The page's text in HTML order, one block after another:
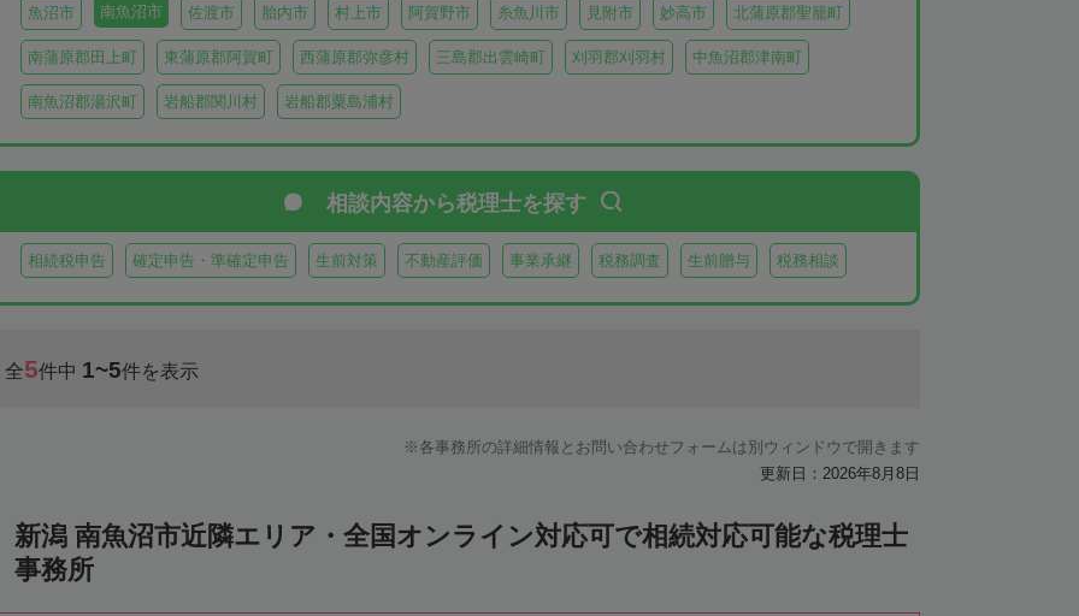
魚沼市 南魚沼市 佐渡市 胎内市 村上市 阿賀野市 糸魚川市 見附市 妙高市 北蒲原郡聖籠町
南蒲原郡田上町 東蒲原郡阿賀町 西蒲原郡弥彦村 三島郡出雲崎町 刈羽郡刈羽村 中魚沼郡津南町
南魚沼郡湯沢町 岩船郡関川村 岩船郡粟島浦村
相談内容から税理士を探す
相続税申告 確定申告・準確定申告 生前対策 不動産評価 事業承継 税務調査 生前贈与 税務相談
全5件中 1~5件を表示
各事務所の詳細情報とお問い合わせフォームは別ウィンドウで開きます
更新日：2026年8月8日
新潟 南魚沼市近隣エリア・全国オンライン対応可で相続対応可能な税理士
事務所